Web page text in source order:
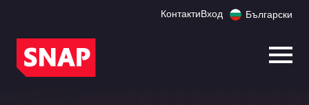
КонтактиВход Български